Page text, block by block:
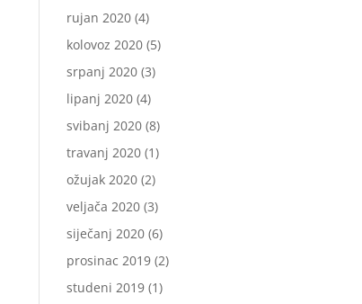
rujan 2020 (4)
kolovoz 2020 (5)
srpanj 2020 (3)
lipanj 2020 (4)
svibanj 2020 (8)
travanj 2020 (1)
ožujak 2020 (2)
veljača 2020 (3)
siječanj 2020 (6)
prosinac 2019 (2)
studeni 2019 (1)